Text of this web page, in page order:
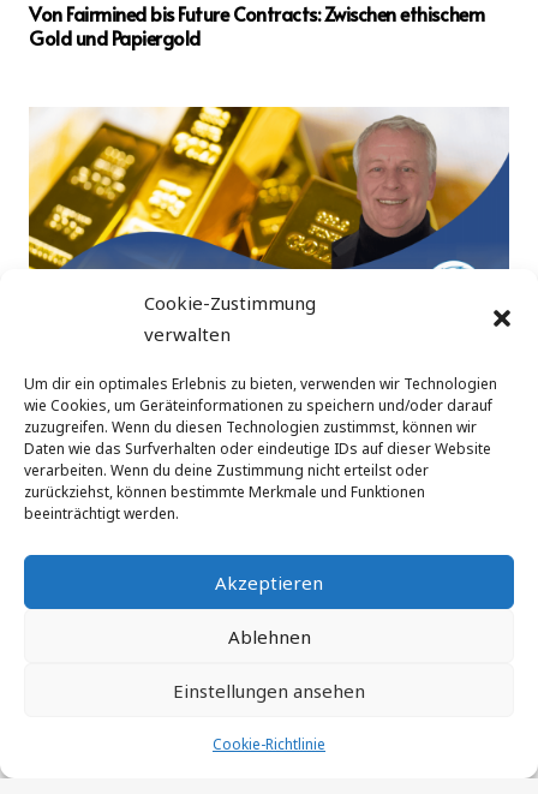
Cookie-Zustimmung
verwalten
Um dir ein optimales Erlebnis zu bieten, verwenden wir Technologien
wie Cookies, um Geräteinformationen zu speichern und/oder darauf
zuzugreifen. Wenn du diesen Technologien zustimmst, können wir
Daten wie das Surfverhalten oder eindeutige IDs auf dieser Website
verarbeiten. Wenn du deine Zustimmung nicht erteilst oder
zurückziehst, können bestimmte Merkmale und Funktionen
beeinträchtigt werden.
Akzeptieren
Ablehnen
Einstellungen ansehen
Cookie-Richtlinie
Von Fairmined bis Future Contracts: Zwischen ethischem
Gold und Papiergold
Private Debt und Private Equity: Renditebringer oder
tickende Zeitbombe?
| Via San Gottardo 10 |CH-6900 Lugano